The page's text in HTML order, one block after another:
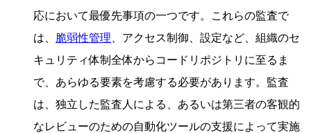
応において最優先事項の一つです。これらの監査で
は、 脆弱性管理 、アクセス制御、設定など、組織のセ
キュリティ体制全体からコードリポジトリに至るま
で、あらゆる要素を考慮する必要があります。監査
は、独立した監査人による、あるいは第三者の客観的
なレビューのための自動化ツールの支援によって実施